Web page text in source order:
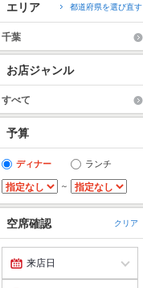
エリア 都道府県を選び直す
千葉
お店ジャンル
すべて
予算
ディナー ランチ
～
空席確認 クリア